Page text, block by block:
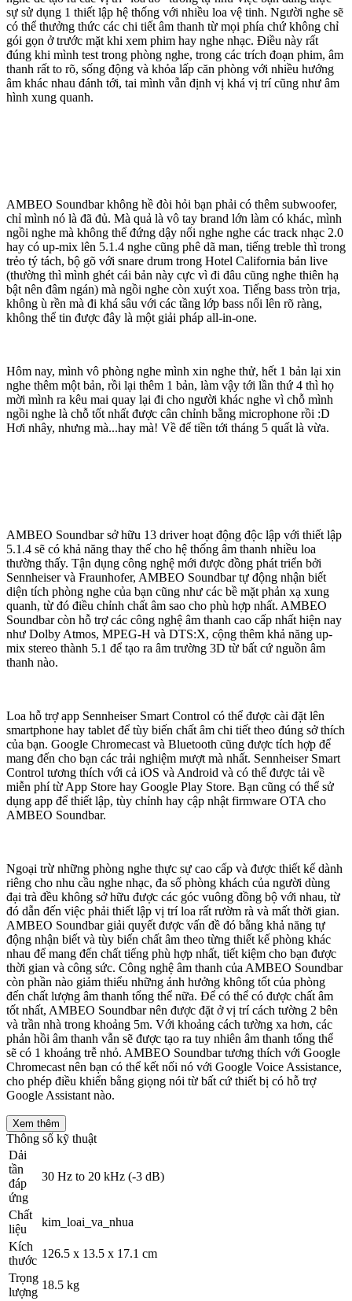
sự sử dụng 1 thiết lập hệ thống với nhiều loa vệ tinh. Người nghe sẽ
có thể thưởng thức các chi tiết âm thanh từ mọi phía chứ không chỉ
gói gọn ở trước mặt khi xem phim hay nghe nhạc. Điều này rất
đúng khi mình test trong phòng nghe, trong các trích đoạn phim, âm
thanh rất to rõ, sống động và khỏa lấp căn phòng với nhiều hướng
âm khác nhau đánh tới, tai mình vẫn định vị khá vị trí cũng như âm
hình xung quanh.
AMBEO Soundbar không hề đòi hỏi bạn phải có thêm subwoofer,
chỉ mình nó là đã đủ. Mà quả là vô tay brand lớn làm có khác, mình
ngồi nghe mà không thể đứng dậy nổi nghe nghe các track nhạc 2.0
hay có up-mix lên 5.1.4 nghe cũng phê dã man, tiếng treble thì trong
trẻo tý tách, bộ gõ với snare drum trong Hotel California bản live
(thường thì mình ghét cái bản này cực vì đi đâu cũng nghe thiên hạ
bật nên đâm ngán) mà ngồi nghe còn xuýt xoa. Tiếng bass tròn trịa,
không ù rền mà đi khá sâu với các tầng lớp bass nổi lên rõ ràng,
không thể tin được đây là một giải pháp all-in-one.
Hôm nay, mình vô phòng nghe mình xin nghe thử, hết 1 bản lại xin
nghe thêm một bản, rồi lại thêm 1 bản, làm vậy tới lần thứ 4 thì họ
mời mình ra kêu mai quay lại đi cho người khác nghe vì chỗ mình
ngồi nghe là chỗ tốt nhất được cân chỉnh bằng microphone rồi :D
Hơi nhây, nhưng mà...hay mà! Về để tiền tới tháng 5 quất là vừa.
AMBEO Soundbar sở hữu 13 driver hoạt động độc lập với thiết lập
5.1.4 sẽ có khả năng thay thế cho hệ thống âm thanh nhiều loa
thường thấy. Tận dụng công nghệ mới được đồng phát triển bởi
Sennheiser và Fraunhofer, AMBEO Soundbar tự động nhận biết
diện tích phòng nghe của bạn cũng như các bề mặt phản xạ xung
quanh, từ đó điều chỉnh chất âm sao cho phù hợp nhất. AMBEO
Soundbar còn hỗ trợ các công nghệ âm thanh cao cấp nhất hiện nay
như Dolby Atmos, MPEG-H và DTS:X, cộng thêm khả năng up-
mix stereo thành 5.1 để tạo ra âm trường 3D từ bất cứ nguồn âm
thanh nào.
Loa hỗ trợ app Sennheiser Smart Control có thể được cài đặt lên
smartphone hay tablet để tùy biến chất âm chi tiết theo đúng sở thích
của bạn. Google Chromecast và Bluetooth cũng được tích hợp để
mang đến cho bạn các trải nghiệm mượt mà nhất. Sennheiser Smart
Control tương thích với cả iOS và Android và có thể được tải về
miễn phí từ App Store hay Google Play Store. Bạn cũng có thể sử
dụng app để thiết lập, tùy chỉnh hay cập nhật firmware OTA cho
AMBEO Soundbar.
Ngoại trừ những phòng nghe thực sự cao cấp và được thiết kế dành
riêng cho nhu cầu nghe nhạc, đa số phòng khách của người dùng
đại trà đều không sở hữu được các góc vuông đồng bộ với nhau, từ
đó dẫn đến việc phải thiết lập vị trí loa rất rườm rà và mất thời gian.
AMBEO Soundbar giải quyết được vấn đề đó bằng khả năng tự
động nhận biết và tùy biến chất âm theo từng thiết kế phòng khác
nhau để mang đến chất tiếng phù hợp nhất, tiết kiệm cho bạn được
thời gian và công sức. Công nghệ âm thanh của AMBEO Soundbar
còn phần nào giảm thiểu những ảnh hưởng không tốt của phòng
đến chất lượng âm thanh tổng thể nữa. Để có thể có được chất âm
tốt nhất, AMBEO Soundbar nên được đặt ở vị trí cách tường 2 bên
và trần nhà trong khoảng 5m. Với khoảng cách tường xa hơn, các
phản hồi âm thanh vẫn sẽ được tạo ra tuy nhiên âm thanh tổng thể
sẽ có 1 khoảng trễ nhỏ. AMBEO Soundbar tương thích với Google
Chromecast nên bạn có thể kết nối nó với Google Voice Assistance,
cho phép điều khiển bằng giọng nói từ bất cứ thiết bị có hỗ trợ
Google Assistant nào.
Xem thêm
Thông số kỹ thuật
Dải
tần
đáp
ứng
30 Hz to 20 kHz (-3 dB)
Chất
liệu
kim_loai_va_nhua
Kích
thước
126.5 x 13.5 x 17.1 cm
Trọng
lượng
18.5 kg